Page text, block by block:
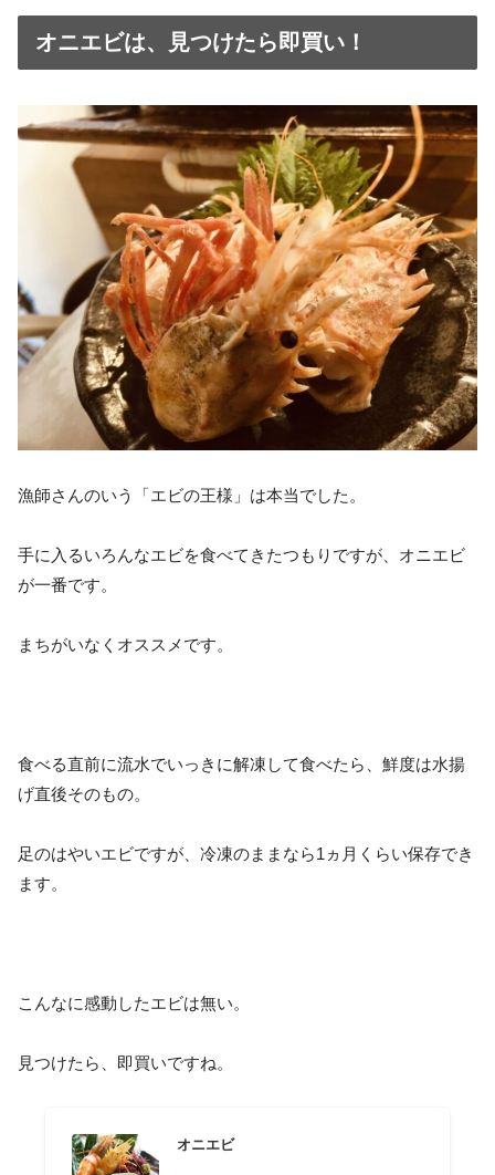
オニエビは、見つけたら即買い！
漁師さんのいう「エビの王様」は本当でした。
手に入るいろんなエビを食べてきたつもりですが、オニエビ
が一番です。
まちがいなくオススメです。
食べる直前に流水でいっきに解凍して食べたら、鮮度は水揚
げ直後そのもの。
足のはやいエビですが、冷凍のままなら1ヵ月くらい保存でき
ます。
こんなに感動したエビは無い。
見つけたら、即買いですね。
オニエビ